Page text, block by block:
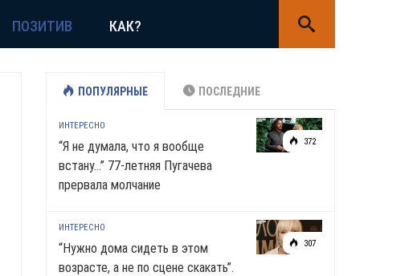
ПОЗИТИВ КАК?
ПОПУЛЯРНЫЕ ПОСЛЕДНИЕ
372
ИНТЕРЕСНО
“Я не думала, что я вообще
встану…” 77-летняя Пугачева
прервала молчание
307
ИНТЕРЕСНО
“Нужно дома сидеть в этом
возрасте, а не по сцене скакать”.